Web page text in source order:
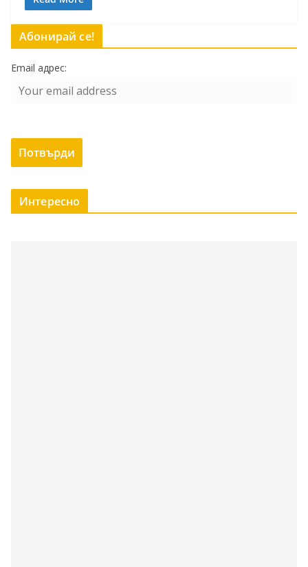
Абонирай се!
Email адрес:
Интересно